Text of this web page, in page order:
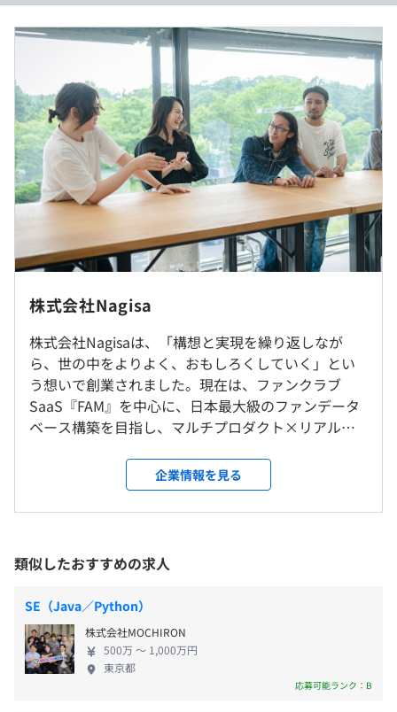
◆ファンエンゲージメントプラットフォーム『FAM』
〈開発内容〉
・ファンクラブシステム、並びにリアルタイムメッセー
ジ、ライブ配信、EC等さまざまな付随するサービスの開
発
・個別アプリの開発
・エンタメ領域におけるSaaSビジネス。ノーコードでサ
ブスクリプションのファンクラブ（FC）を制作できる
・クリエイターが動画配信、ライブ配信、ブログ等の機能
を利用し、ユーザーとのつながりを持てます。
・今後、TikTok、YouTube等のさまざまなSNS上におい
て、もはやクリエイターさんが持つアカウントが1つメデ
ィアとなり、ファンを形成していく場にますますなってい
きます。そんなクリエイターがノーコードで自分の経済圏
をつくれるサービスとして1番最初に想起されるサービス
を目指していきます。
・研究開発費用やセミナー費用は会社負担にすることが可
・技術書など必要な書籍の購入費用は会社で購入します。
相談の上、ご希望のマシンを支給いたします。
火曜・水曜は出社、それ以外はリモート勤務となります。
＜雇入時＞
東京本社
＜変更範囲＞
会社の定める場所（テレワークをおこなう場所を含む）
受動喫煙防止措置に関する事項
屋内原則禁煙（屋外喫煙所あり）
※年収600万～800万の事例の場合
■賃金形態：月給制
■賃金の決定方法：当社規定により決定
■月給：約50万〜66.6万円（固定残業代を含む）
・基本給：約33万～40万円
・固定残業代：45時間分、約17万～26万円（超過分は別
途支給）
想定年収は年収提示額を保証するものではありません）
▼フレックス制度あり
・コアタイム｜11：00〜17：00
・フレキシブルタイム｜8：00〜10：00／20：00〜22：
休憩時間：60分 ※業務の都合により自由に取得可能
（13：00〜14：00に取る社員多数）
平均残業時間：平均5時間／月 ※基本残業はありません。
年間休日130日
・祝日
・年末年始休日
・夏期休暇（年3日 7月〜9月の間で自由取得）
・年次有給休暇（2021年有休消化率 61％）
株式会社Nagisa
株式会社Nagisaは、「構想と実現を繰り返しなが
ら、世の中をよりよく、おもしろくしていく」とい
う想いで創業されました。現在は、ファンクラブ
SaaS『FAM』を中心に、日本最大級のファンデータ
ベース構築を目指し、マルチプロダクト×リアルで
なソリューションを提供しています。 ■Fantech事業
『FAM』 当社はこれまでエンタメ領域におけるアプ
リサービスにおいて累計4000万DL以上の実績を残し
デザイン・開発をしてきており、今後はアプリとい
う領域だけではなく、テクノロジーとクリエイティ
ブの力でエンタメ産業のDXを進めていきます。そん
なエンタメ産業の中で、わたしたちが最も注力して
いるのが、世界中のエンタメサービスのノーコード
化を進めていく当社プラットフォーム『FAM』です。
『FAM』はクリエイターエコノミー（個人のクリエ
企業情報を見る
類似したおすすめの求人
SE（Java／Python）
株式会社MOCHIRON
500万 〜 1,000万円
東京都
応募可能ランク：B